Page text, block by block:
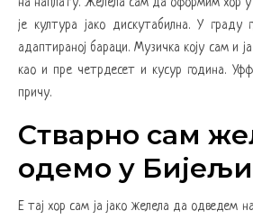
је култура јако дискутабилна. У граду
адаптираној бараци. Музичка коју сам и
као и пре четрдесет и кусур година.
причу.
Стварно сам
одемо у
Е тај хор сам ја јако желела да одведем